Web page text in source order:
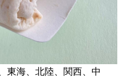
東海、北陸、関西、中